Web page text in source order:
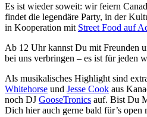
Es ist wieder soweit: wir feiern
findet die legendäre Party, in der
in Kooperation mit Street Food auf
Ab 12 Uhr kannst Du mit Freunden
bei uns verbringen – es ist für jeden
Als musikalisches Highlight sind
Whitehorse und Jesse Cook aus
noch DJ GooseTronics auf. Bist Du
Dich hier auch gerne bald für’s open